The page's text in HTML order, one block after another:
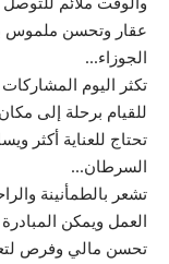
عقار وتحسن ملموس
الجوزاء…
تكثر اليوم المشاركات
للقيام برحلة إلى
تحتاج للعناية أكثر
السرطان…
تشعر بالطمأنينة
العمل ويمكن
تحسن مالي وفرص